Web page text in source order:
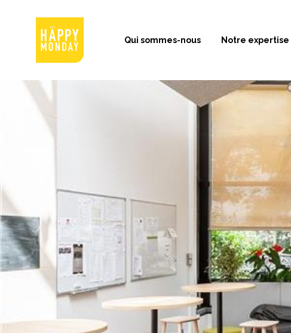
Qui sommes-nous Notre expertise